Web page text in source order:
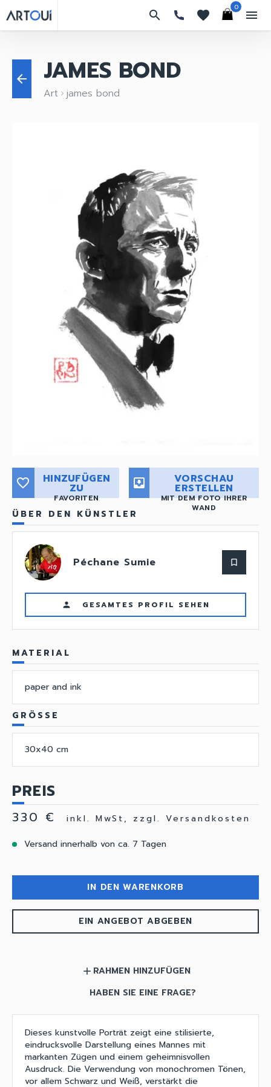
search favorites
0
menu
arrow_back JAMES BOND
Art keyboard_arrow_right james bond
favorite_border HINZUFÜGEN
ZU
FAVORITEN
move_to_inbox VORSCHAU
ERSTELLEN
MIT DEM FOTO IHRER
WAND
ÜBER DEN KÜNSTLER
Péchane Sumie bookmark_border
person GESAMTES PROFIL SEHEN
MATERIAL
paper and ink
GRÖSSE
30x40 cm
PREIS
330 €
inkl. MwSt, zzgl. Versandkosten
Versand innerhalb von ca. 7 Tagen
IN DEN WARENKORB
EIN ANGEBOT ABGEBEN
add RAHMEN HINZUFÜGEN
HABEN SIE EINE FRAGE?
Dieses kunstvolle Porträt zeigt eine stilisierte,
eindrucksvolle Darstellung eines Mannes mit
markanten Zügen und einem geheimnisvollen
Ausdruck. Die Verwendung von monochromen Tönen,
vor allem Schwarz und Weiß, verstärkt die